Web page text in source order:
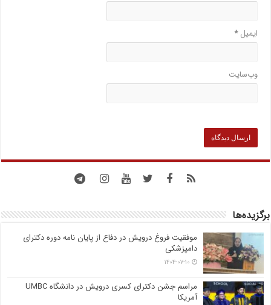
ایمیل*
وب‌سایت
برگزیده‌ها
موفقیت فروغ درویش در دفاع از پایان نامه دوره دکترای
دامپزشکی
۱۴۰۴-۰۷-۱۰
مراسم جشن دکترای کسری درویش در دانشگاه UMBC
آمریکا